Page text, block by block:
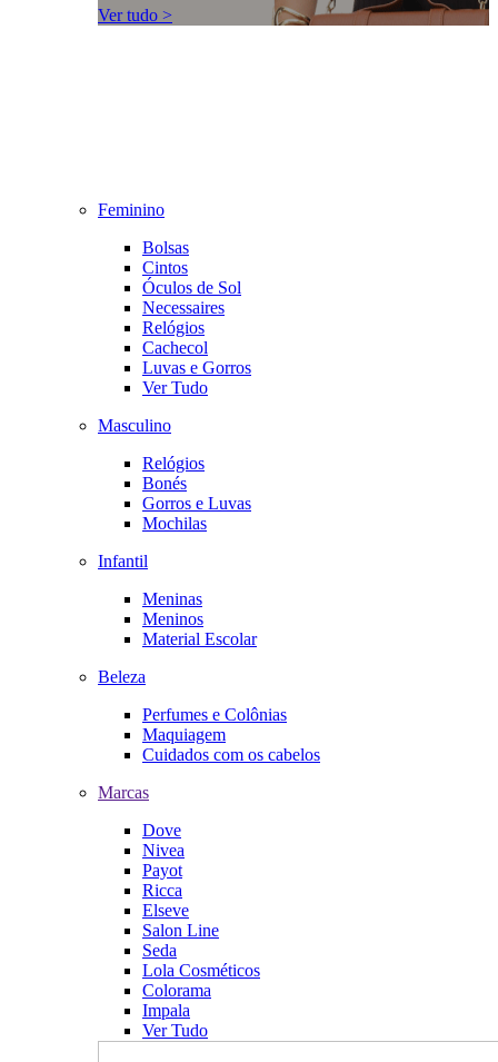
Ver tudo >
Feminino
Bolsas
Cintos
Óculos de Sol
Necessaires
Relógios
Cachecol
Luvas e Gorros
Ver Tudo
Masculino
Relógios
Bonés
Gorros e Luvas
Mochilas
Infantil
Meninas
Meninos
Material Escolar
Beleza
Perfumes e Colônias
Maquiagem
Cuidados com os cabelos
Marcas
Dove
Nivea
Payot
Ricca
Elseve
Salon Line
Seda
Lola Cosméticos
Colorama
Impala
Ver Tudo